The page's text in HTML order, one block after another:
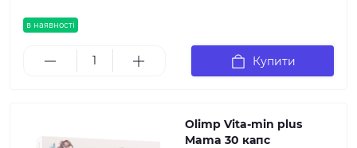
в наявності
Купити
Olimp Vita-min plus
Mama 30 капс